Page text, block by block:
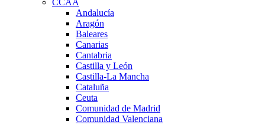
Andalucía
Aragón
Baleares
Canarias
Cantabria
Castilla y León
Castilla-La Mancha
Cataluña
Ceuta
Comunidad de Madrid
Comunidad Valenciana